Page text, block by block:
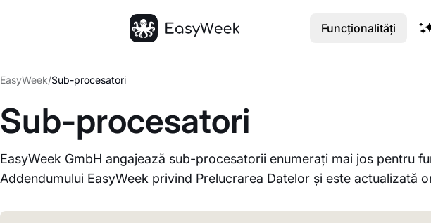
EasyWeek/Sub-procesatori
Sub-procesatori
EasyWeek GmbH angajează sub-procesatorii enumerați mai jos pentru
Addendumului EasyWeek privind Prelucrarea Datelor și este actualizată
Funcționalități